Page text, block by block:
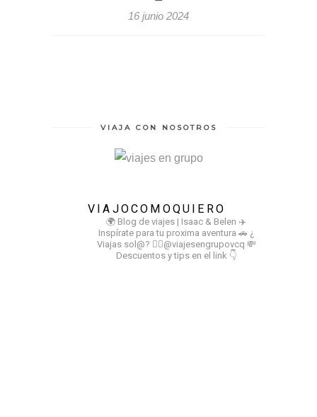
16 junio 2024
VIAJA CON NOSOTROS
VIAJOCOMOQUIERO
🌍 Blog de viajes | Isaac & Belen ✈️
Inspírate para tu proxima aventura 🚗 ¿
Viajas sol@? 👉🏻@viajesengrupovcq 💸
Descuentos y tips en el link 👇